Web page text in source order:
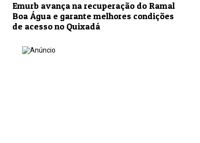
Emurb avança na recuperação do Ramal
Boa Água e garante melhores condições
de acesso no Quixadá